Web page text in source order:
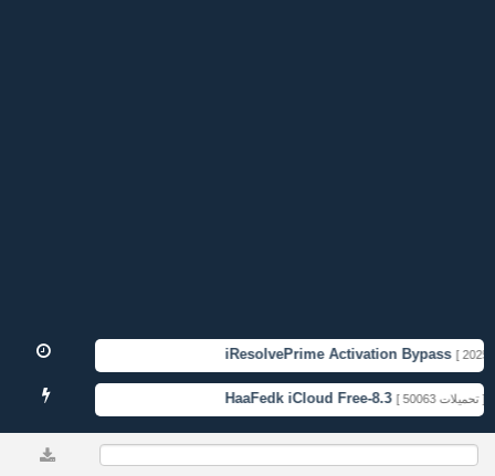
iResolvePrime Activation Bypass [ 2025-
HaaFedk iCloud Free-8.3 [ 50063 تحميلات ]